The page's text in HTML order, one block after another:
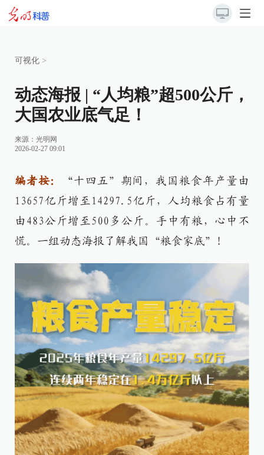
可视化 >
动态海报 | “人均粮”超500公斤，
大国农业底气足！
来源： 光明网
2026-02-27 09:01
编者按： “十四五”期间，我国粮食年产量由
13657亿斤增至14297.5亿斤，人均粮食占有量
由483公斤增至500多公斤。手中有粮，心中不
慌。一组动态海报了解我国“粮食家底”！